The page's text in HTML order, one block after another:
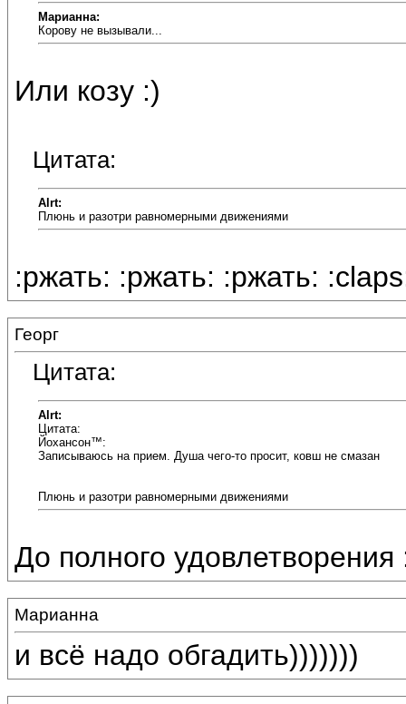
Марианна:
Корову не вызывали...
Или козу :)
Цитата:
Alrt:
Плюнь и разотри равномерными движениями
:ржать: :ржать: :ржать:
Георг
Цитата:
Alrt:
Цитата:
Йохансон™:
Записываюсь на прием. Душа чего-то просит, ковш не смазан
Плюнь и разотри равномерными движениями
До полного удовлетворения
Марианна
и всё надо обгадить)))))))